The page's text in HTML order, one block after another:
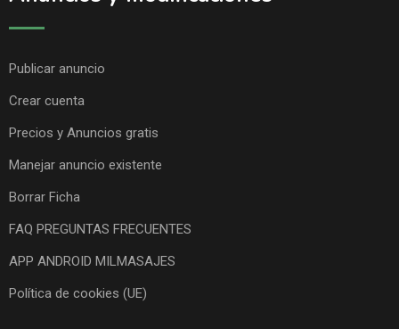
Publicar anuncio
Crear cuenta
Precios y Anuncios gratis
Manejar anuncio existente
Borrar Ficha
FAQ PREGUNTAS FRECUENTES
APP ANDROID MILMASAJES
Política de cookies (UE)